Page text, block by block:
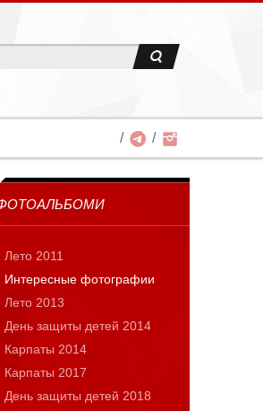
Лето 2011
Интересные фотографии
Лето 2013
День защиты детей 2014
Карпаты 2014
Карпаты 2017
День защиты детей 2018